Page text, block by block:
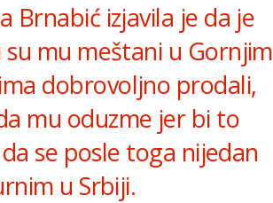
Brnabić izjavila je da je
mu meštani u Gornjim
dobrovoljno prodali,
mu oduzme jer bi to
se posle toga nijedan
u Srbiji.